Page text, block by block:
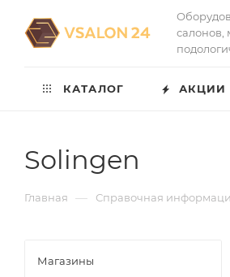
салонов,
КАТАЛОГ АКЦИИ
Solingen
Главная — Справочная
Магазины